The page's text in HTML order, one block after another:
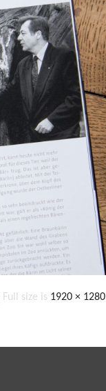
Full size is 1920 × 1280